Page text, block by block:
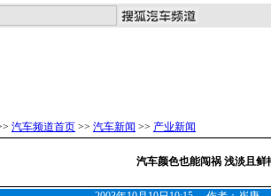
汽车频道首页 >> 汽车新闻 >> 产业新闻
汽车颜色也能闯祸 浅淡且鲜